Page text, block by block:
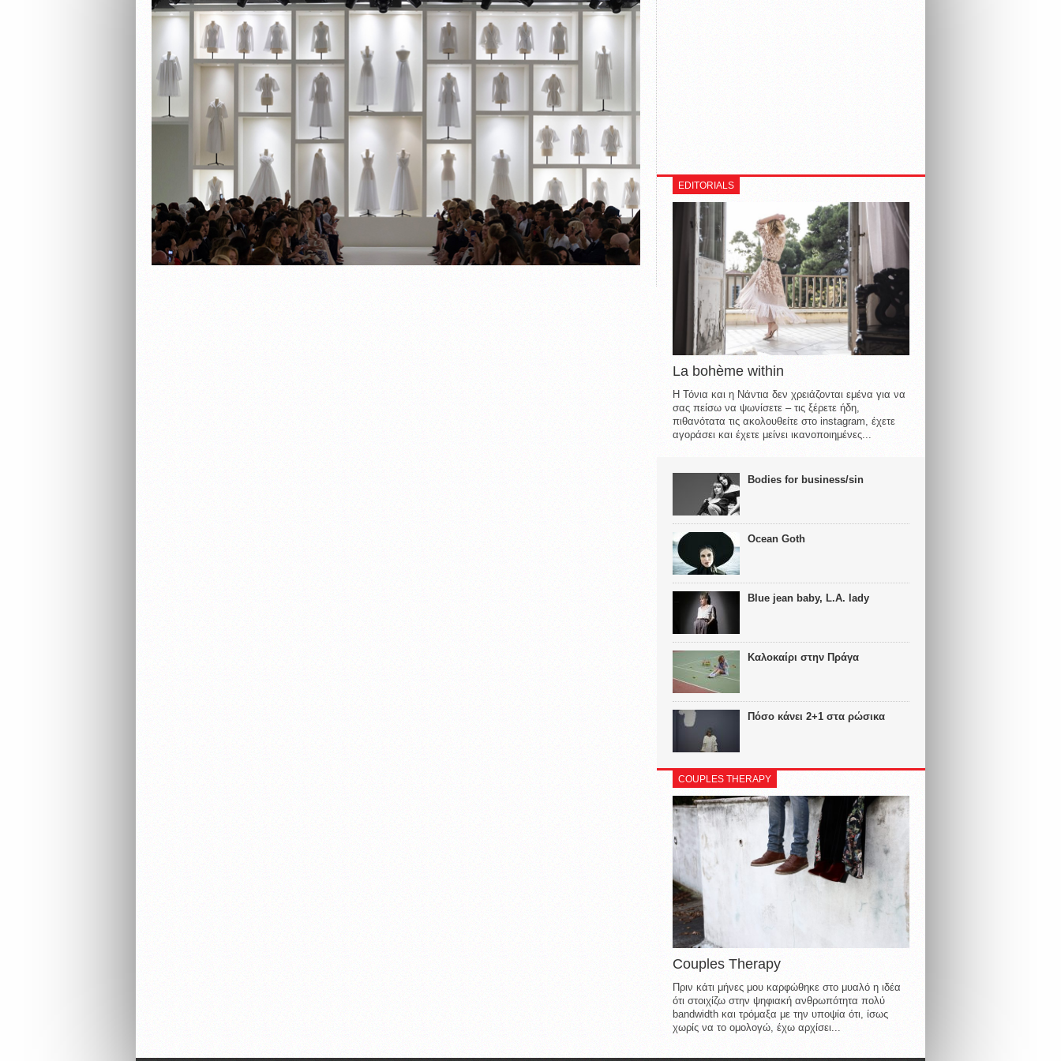
EDITORIALS
La bohème within
Η Τόνια και η Νάντια δεν χρειάζονται εμένα για να
σας πείσω να ψωνίσετε – τις ξέρετε ήδη,
πιθανότατα τις ακολουθείτε στο instagram, έχετε
αγοράσει και έχετε μείνει ικανοποιημένες...
Bodies for business/sin
Ocean Goth
Blue jean baby, L.A. lady
Καλοκαίρι στην Πράγα
Πόσο κάνει 2+1 στα ρώσικα
COUPLES THERAPY
Couples Therapy
Πριν κάτι μήνες μου καρφώθηκε στο μυαλό η ιδέα
ότι στοιχίζω στην ψηφιακή ανθρωπότητα πολύ
bandwidth και τρόμαξα με την υποψία ότι, ίσως
χωρίς να το ομολογώ, έχω αρχίσει...